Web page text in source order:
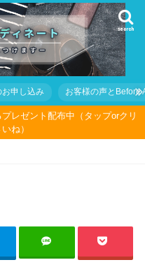
search
お申し込み お客様の声とBefore
レゼント配布中（タップorクリ
ね）